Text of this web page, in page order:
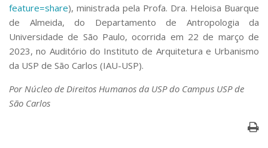
Centros, Núcleos e Projetos em Rede
Pós-doutorado
Iniciação Científica
Transferência de Tecnologia
Empresas Juniores
Extensão à Comunidade
Projetos, Programas e Cursos
Artes, Cultura e Esportes
feature=share), ministrada pela Profa. Dra. Heloisa Buarque
de Almeida, do Departamento de Antropologia da
Universidade de São Paulo, ocorrida em 22 de março de
2023, no Auditório do Instituto de Arquitetura e Urbanismo
da USP de São Carlos (IAU-USP).
Por Núcleo de Direitos Humanos da USP do Campus USP de
São Carlos